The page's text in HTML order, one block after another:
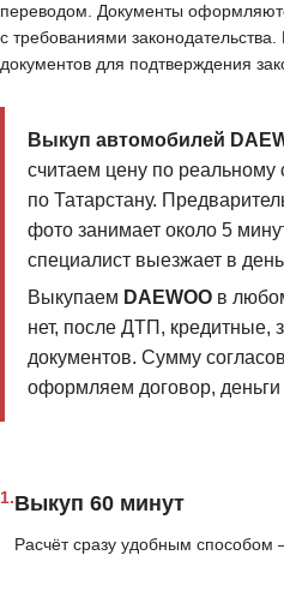
переводом. Документы
с требованиями
документов для подтверждения
Выкуп автомобилей
считаем цену по
по Татарстану.
фото занимает около 5
специалист выезжает в
Выкупаем DAEWOOв
нет, после ДТП, кредитные,
документов. Сумму
оформляем договор,
1.Выкуп 60 минут
Расчёт сразу удобным